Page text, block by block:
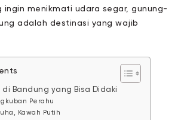
ingin menikmati udara segar, gunung-
adalah destinasi yang wajib
Bandung yang Bisa Didaki
Perahu
Kawah Putih